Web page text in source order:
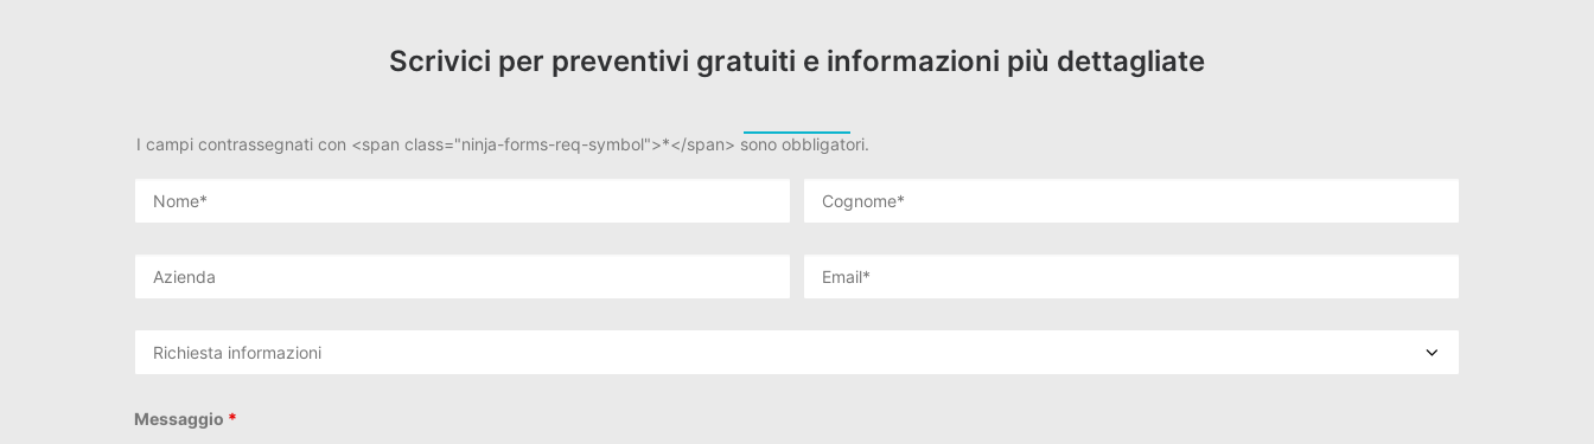
Scrivici per preventivi gratuiti e informazioni più dettagliate
I campi contrassegnati con <span class="ninja-forms-req-symbol">*</span> sono obbligatori.
Messaggio *